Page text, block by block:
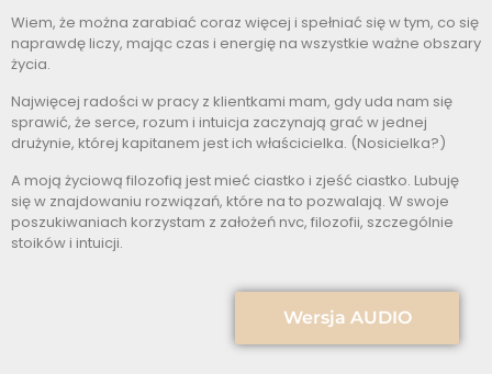
Wiem, że można zarabiać coraz więcej i spełniać się w tym, co się
naprawdę liczy, mając czas i energię na wszystkie ważne obszary
życia.
Najwięcej radości w pracy z klientkami mam, gdy uda nam się
sprawić, że serce, rozum i intuicja zaczynają grać w jednej
drużynie, której kapitanem jest ich właścicielka. (Nosicielka?)
A moją życiową filozofią jest mieć ciastko i zjeść ciastko. Lubuję
się w znajdowaniu rozwiązań, które na to pozwalają. W swoje
poszukiwaniach korzystam z założeń nvc, filozofii, szczególnie
stoików i intuicji.
Wersja AUDIO